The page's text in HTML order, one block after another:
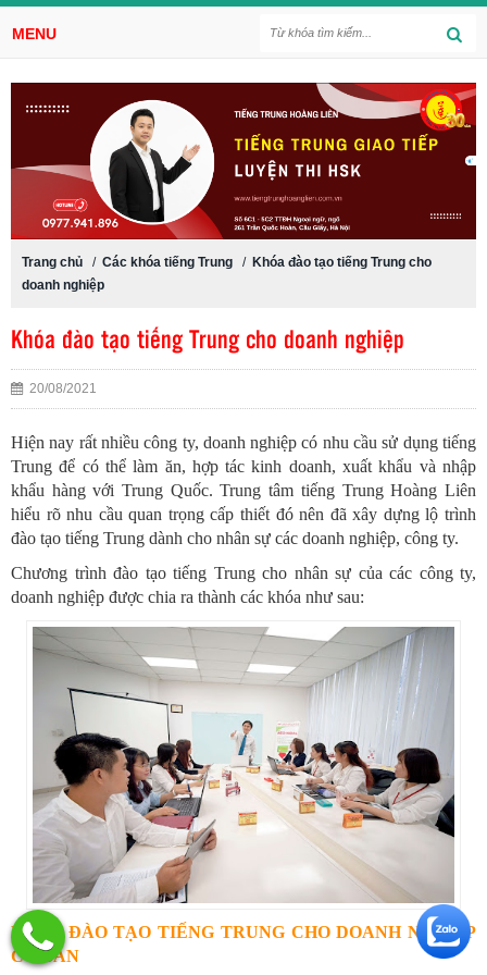
Trang chủ / Các khóa tiếng Trung / Khóa đào tạo tiếng Trung cho
doanh nghiệp
Khóa đào tạo tiếng Trung cho doanh nghiệp
20/08/2021
Hiện nay rất nhiều công ty, doanh nghiệp có nhu cầu sử dụng tiếng
Trung để có thể làm ăn, hợp tác kinh doanh, xuất khẩu và nhập
khẩu hàng với Trung Quốc. Trung tâm tiếng Trung Hoàng Liên
hiểu rõ nhu cầu quan trọng cấp thiết đó nên đã xây dựng lộ trình
đào tạo tiếng Trung dành cho nhân sự các doanh nghiệp, công ty.
Chương trình đào tạo tiếng Trung cho nhân sự của các công ty,
doanh nghiệp được chia ra thành các khóa như sau:
KHÓA ĐÀO TẠO TIẾNG TRUNG CHO DOANH NGHIỆP
CƠ BẢN